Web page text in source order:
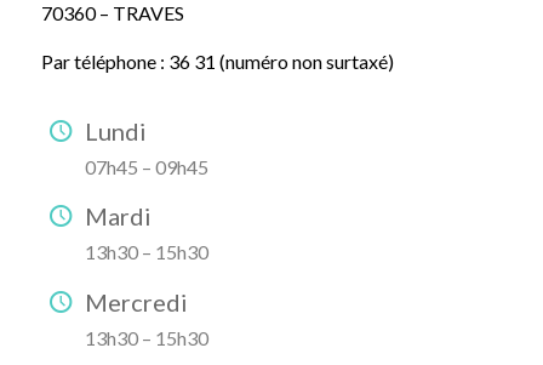
70360 – TRAVES
Par téléphone : 36 31 (numéro non surtaxé)
Lundi
07h45 – 09h45
Mardi
13h30 – 15h30
Mercredi
13h30 – 15h30